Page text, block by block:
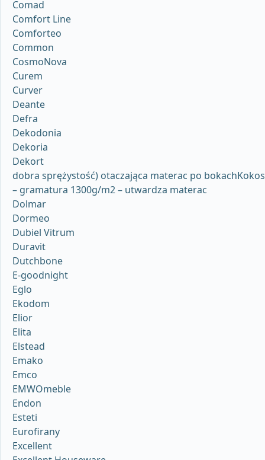
Comad
Comfort Line
Comforteo
Common
CosmoNova
Curem
Curver
Deante
Defra
Dekodonia
Dekoria
Dekort
dobra sprężystość) otaczająca materac po bokachKokos
– gramatura 1300g/m2 – utwardza materac
Dolmar
Dormeo
Dubiel Vitrum
Duravit
Dutchbone
E-goodnight
Eglo
Ekodom
Elior
Elita
Elstead
Emako
Emco
EMWOmeble
Endon
Esteti
Eurofirany
Excellent